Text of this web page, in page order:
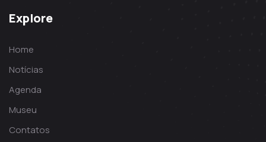
Explore
Home
Notícias
Agenda
Museu
Contatos